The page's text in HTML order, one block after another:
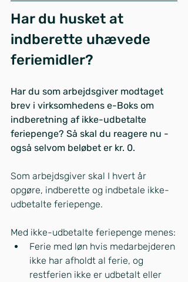
Har du husket at
indberette uhævede
feriemidler?
Har du som arbejdsgiver modtaget
brev i virksomhedens e-Boks om
indberetning af ikke-udbetalte
feriepenge? Så skal du reagere nu -
også selvom beløbet er kr. 0.
Som arbejdsgiver skal I hvert år
opgøre, indberette og indbetale ikke-
udbetalte feriepenge.
Med ikke-udbetalte feriepenge menes:
Ferie med løn hvis medarbejderen
ikke har afholdt al ferie, og
restferien ikke er udbetalt eller